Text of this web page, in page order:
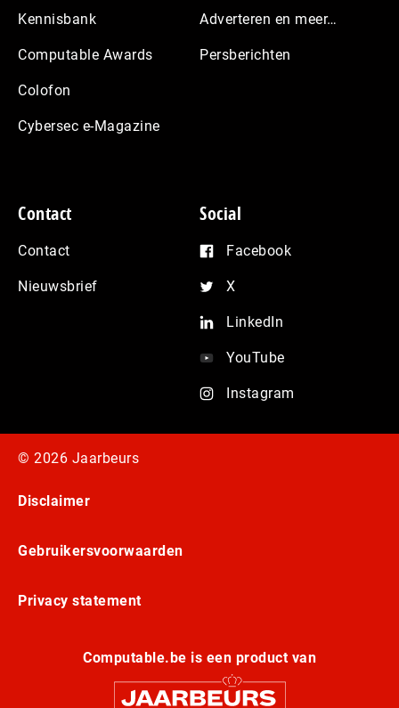
Kennisbank
Computable Awards
Colofon
Cybersec e-Magazine
Adverteren en meer…
Persberichten
Contact
Contact
Nieuwsbrief
Social
Facebook
X
LinkedIn
YouTube
Instagram
© 2026 Jaarbeurs
Disclaimer
Gebruikersvoorwaarden
Privacy statement
Computable.be is een product van